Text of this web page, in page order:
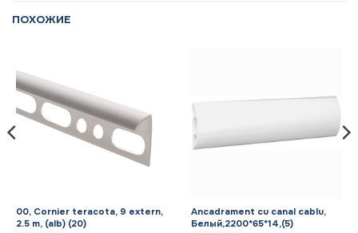
ПОХОЖИЕ
00, Cornier teracota, 9 extern,
2.5 m, (alb) (20)
Ancadrament cu canal cablu,
Белый,2200*65*14,(5)